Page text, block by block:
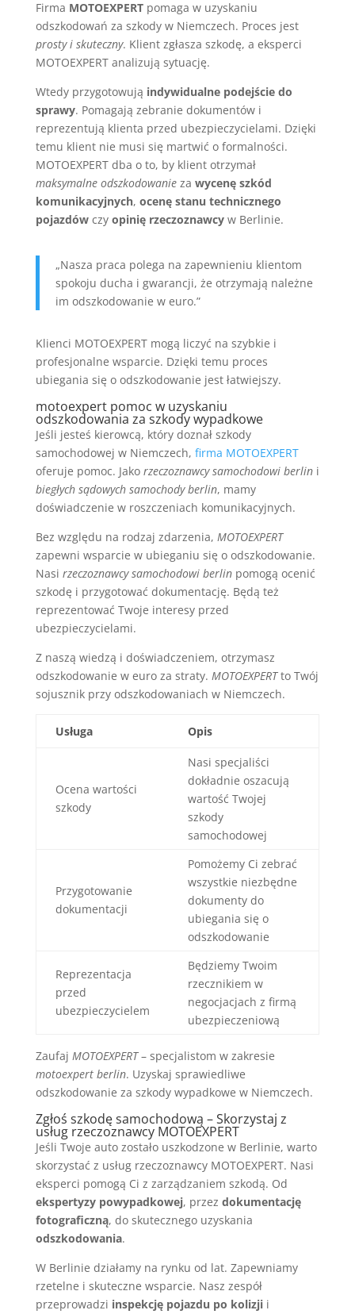
Firma MOTOEXPERTpomaga w uzyskaniu
odszkodowań za szkody w Niemczech. Proces jest
prosty i skuteczny. Klient zgłasza szkodę, a eksperci
MOTOEXPERT analizują sytuację.
Wtedy przygotowują indywidualne podejście do
sprawy. Pomagają zebranie dokumentów i
reprezentują klienta przed ubezpieczycielami. Dzięki
temu klient nie musi się martwić o formalności.
MOTOEXPERT dba o to, by klient otrzymał
maksymalne odszkodowanieza wycenę szkód
komunikacyjnych, ocenę stanu technicznego
pojazdówczy opinię rzeczoznawcyw Berlinie.
„Nasza praca polega na zapewnieniu klientom
spokoju ducha i gwarancji, że otrzymają należne
im odszkodowanie w euro.”
Klienci MOTOEXPERT mogą liczyć na szybkie i
profesjonalne wsparcie. Dzięki temu proces
ubiegania się o odszkodowanie jest łatwiejszy.
motoexpert pomoc w uzyskaniu
odszkodowania za szkody wypadkowe
Jeśli jesteś kierowcą, który doznał szkody
samochodowej w Niemczech, firma MOTOEXPERT
oferuje pomoc. Jako rzeczoznawcy samochodowi berlini
biegłych sądowych samochody berlin, mamy
doświadczenie w roszczeniach komunikacyjnych.
Bez względu na rodzaj zdarzenia, MOTOEXPERT
zapewni wsparcie w ubieganiu się o odszkodowanie.
Nasi rzeczoznawcy samochodowi berlinpomogą ocenić
szkodę i przygotować dokumentację. Będą też
reprezentować Twoje interesy przed
ubezpieczycielami.
Z naszą wiedzą i doświadczeniem, otrzymasz
odszkodowanie w euro za straty. MOTOEXPERTto Twój
sojusznik przy odszkodowaniach w Niemczech.
Usługa Opis
Ocena wartości
szkody
Nasi specjaliści
dokładnie oszacują
wartość Twojej
szkody
samochodowej
Przygotowanie
dokumentacji
Pomożemy Ci zebrać
wszystkie niezbędne
dokumenty do
ubiegania się o
odszkodowanie
Reprezentacja
przed
ubezpieczycielem
Będziemy Twoim
rzecznikiem w
negocjacjach z firmą
ubezpieczeniową
Zaufaj MOTOEXPERT– specjalistom w zakresie
motoexpert berlin. Uzyskaj sprawiedliwe
odszkodowanie za szkody wypadkowe w Niemczech.
Zgłoś szkodę samochodową – Skorzystaj z
usług rzeczoznawcy MOTOEXPERT
Jeśli Twoje auto zostało uszkodzone w Berlinie, warto
skorzystać z usług rzeczoznawcy MOTOEXPERT. Nasi
eksperci pomogą Ci z zarządzaniem szkodą. Od
ekspertyzy powypadkowej, przez dokumentację
fotograficzną, do skutecznego uzyskania
odszkodowania.
W Berlinie działamy na rynku od lat. Zapewniamy
rzetelne i skuteczne wsparcie. Nasz zespół
przeprowadzi inspekcję pojazdu po kolizjii